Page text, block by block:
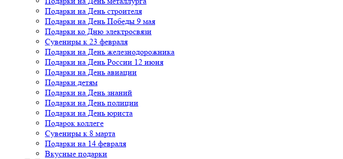
Подарки на День строителя
Подарки на День Победы 9 мая
Подарки ко Дню электросвязи
Сувениры к 23 февраля
Подарки на День железнодорожника
Подарки на День России 12 июня
Подарки на День авиации
Подарки детям
Подарки на День знаний
Подарки на День полиции
Подарки на День юриста
Подарок коллеге
Сувениры к 8 марта
Подарки на 14 февраля
Вкусные подарки